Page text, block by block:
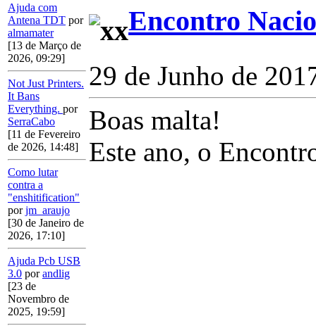
Ajuda com
Antena TDT por
almamater
[13 de Março de
2026, 09:29]
Not Just Printers.
It Bans
Everything. por
SerraCabo
[11 de Fevereiro
de 2026, 14:48]
Como lutar
contra a
"enshitification"
porjm_araujo
[30 de Janeiro de
2026, 17:10]
Ajuda Pcb USB
3.0 porandlig
[23 de
Novembro de
2025, 19:59]
Encontro
29 de Junho de
Boas malta!
Este ano, o